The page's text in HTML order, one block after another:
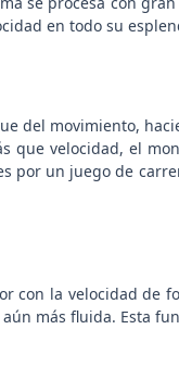
en todo su
del movimiento,
velocidad, el
por un juego de
con la velocidad de
más fluida. Esta